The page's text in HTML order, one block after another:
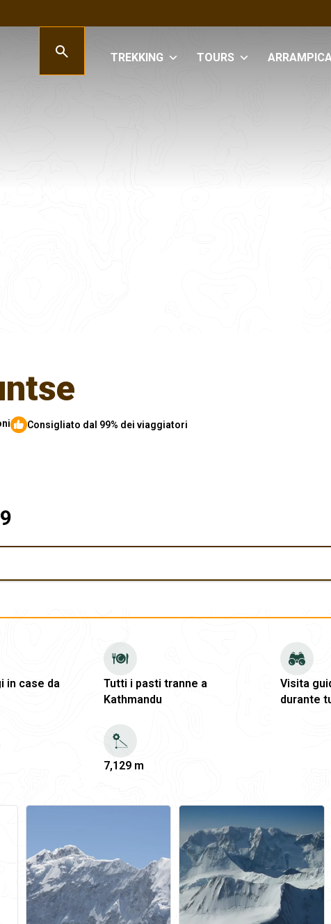
TREKKING TOURS
Consigliato dal 99% dei viaggiatori
in case da
Tutti i pasti tranne a
Kathmandu
Visita
durante
7,129 m